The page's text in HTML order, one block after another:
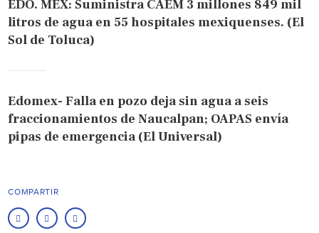
EDO. MÉX: Suministra CAEM 3 millones 849 mil
litros de agua en 55 hospitales mexiquenses. (El
Sol de Toluca)
Edomex- Falla en pozo deja sin agua a seis
fraccionamientos de Naucalpan; OAPAS envía
pipas de emergencia (El Universal)
COMPARTIR